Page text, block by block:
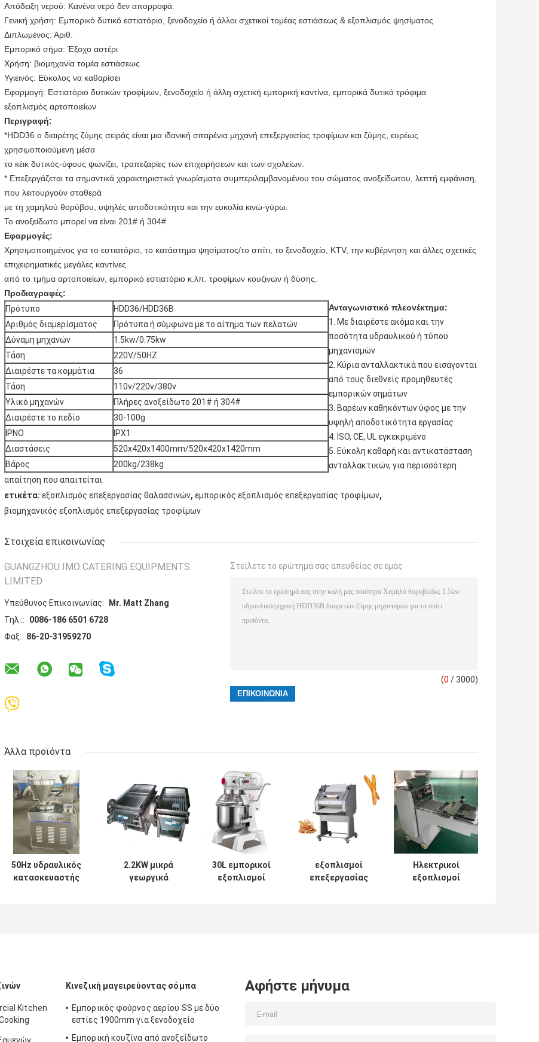
Απόδειξη νερού: Κανένα νερό δεν απορροφά.
Γενική χρήση: Εμπορικό δυτικό εστιατόριο, ξενοδοχείο ή άλλοι σχετικοί τομέας εστιάσεως & εξοπλισμός ψησίματος
Διπλωμένος: Αριθ.
Εμπορικό σήμα: Έξοχο αστέρι
Χρήση: βιομηχανία τομέα εστιάσεως
Υγιεινός: Εύκολος να καθαρίσει
Εφαρμογή: Εστιατόριο δυτικών τροφίμων, ξενοδοχείο ή άλλη σχετική εμπορική καντίνα, εμπορικά δυτικά τρόφιμα
εξοπλισμός αρτοποιείων
Περιγραφή:
*HDD36 ο διαιρέτης ζύμης σειράς είναι μια ιδανική σιταρένια μηχανή επεξεργασίας τροφίμων και ζύμης, ευρέως
χρησιμοποιούμενη μέσα
το κέικ δυτικός-ύφους ψωνίζει, τραπεζαρίες των επιχειρήσεων και των σχολείων.
* Επεξεργάζεται τα σημαντικά χαρακτηριστικά γνωρίσματα συμπεριλαμβανομένου του σώματος ανοξείδωτου, λεπτή εμφάνιση,
που λειτουργούν σταθερά
με τη χαμηλού θορύβου, υψηλές αποδοτικότητα και την ευκολία κινώ-γύρω.
Το ανοξείδωτο μπορεί να είναι 201# ή 304#
Εφαρμογές:
Χρησιμοποιημένος για το εστιατόριο, το κατάστημα ψησίματος/το σπίτι, το ξενοδοχείο, KTV, την κυβέρνηση και άλλες σχετικές
επιχειρηματικές μεγάλες καντίνες
από το τμήμα αρτοποιείων, εμπορικό εστιατόριο κ.λπ. τροφίμων κουζινών ή δύσης.
Προδιαγραφές:
Πρότυπο
HDD36/HDD36B
Αριθμός διαμερίσματος
Πρότυπα ή σύμφωνα με το αίτημα των πελατών
Δύναμη μηχανών
1.5kw/0.75kw
Τάση
220V/50HZ
Διαιρέστε τα κομμάτια
36
Τάση
110v/220v/380v
Υλικό μηχανών
Πλήρες ανοξείδωτο 201# ή 304#
Διαιρέστε το πεδίο
30-100g
IPNO
IPX1
Διαστάσεις
520x420x1400mm/520x420x1420mm
Βάρος
200kg/238kg
Ανταγωνιστικό πλεονέκτημα:
1. Με διαιρέστε ακόμα και την
ποσότητα υδραυλικού ή τύπου
μηχανισμών
2. Κύρια ανταλλακτικά που εισάγονται
από τους διεθνείς προμηθευτές
εμπορικών σημάτων
3. Βαρέων καθηκόντων ύφος με την
υψηλή αποδοτικότητα εργασίας
4. ISO, CE, UL εγκεκριμένο
5. Εύκολη καθαρή και αντικατάσταση
ανταλλακτικών, για περισσότερη
απαίτηση που απαιτείται.
ετικέτα: εξοπλισμός επεξεργασίας θαλασσινών, εμπορικός εξοπλισμός επεξεργασίας τροφίμων,
βιομηχανικός εξοπλισμός επεξεργασίας τροφίμων
Στοιχεία επικοινωνίας
GUANGZHOU IMO CATERING EQUIPMENTS
LIMITED
Υπεύθυνος Επικοινωνίας:
Mr. Matt Zhang
Τηλ.::
0086-186 6501 6728
Φαξ:
86-20-31959270
Στείλετε το ερώτημά σας απευθείας σε εμάς
(0 / 3000)
Άλλα προϊόντα
50Hz υδραυλικός
κατασκευαστής
2.2KW μικρά
γεωργικά
30L εμπορικοί
εξοπλισμοί
εξοπλισμοί
επεξεργασίας
Ηλεκτρικοί
εξοπλισμοί
Kitchen
Κινεζική μαγειρεύοντας σόμπα
Εμπορικός φούρνος αερίου SS με δύο
εστίες 1900mm για ξενοδοχείο
Εμπορική κουζίνα από ανοξείδωτο
Αφήστε μήνυμα